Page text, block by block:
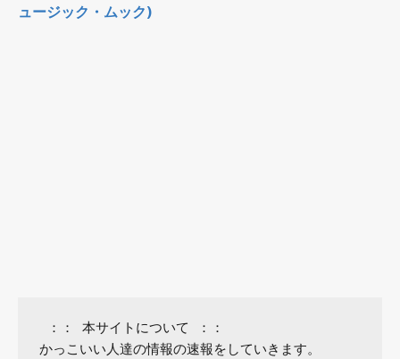
ュージック・ムック)
かっこいい人達の情報の速報をしていきます。